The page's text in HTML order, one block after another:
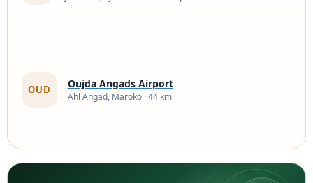
OUD Oujda Angads Airport
Ahl Angad, Maroko · 44 km